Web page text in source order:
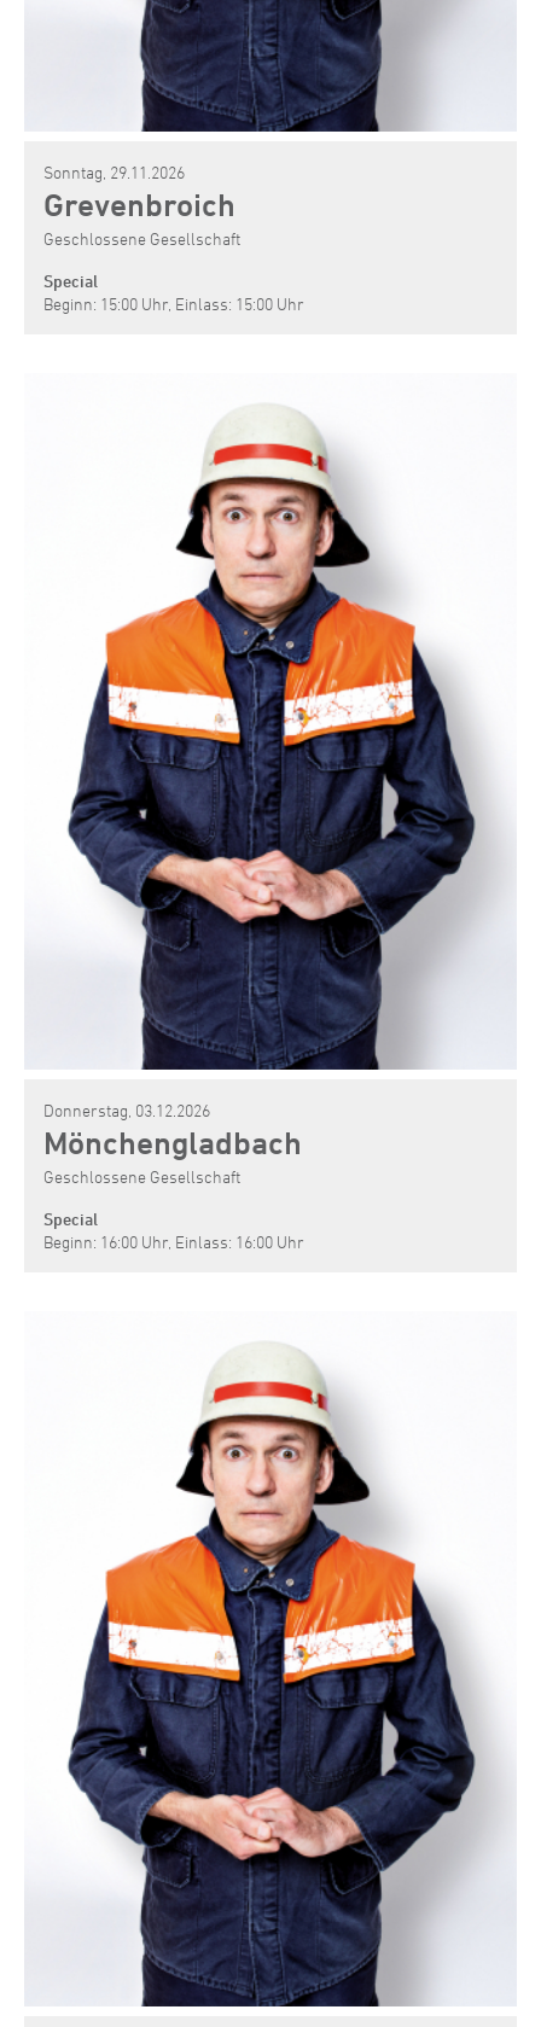
Sonntag, 29.11.2026
Grevenbroich
Geschlossene Gesellschaft
Special
Beginn: 15:00 Uhr, Einlass: 15:00 Uhr
Donnerstag, 03.12.2026
Mönchengladbach
Geschlossene Gesellschaft
Special
Beginn: 16:00 Uhr, Einlass: 16:00 Uhr